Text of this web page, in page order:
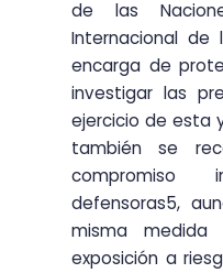
de las
Internacional de
encarga de
investigar las
ejercicio de esta
también se
compromiso
defensoras5,
misma
exposición a